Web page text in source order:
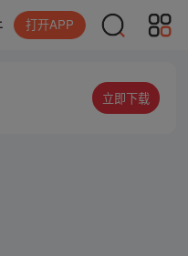
打开APP
立即下载